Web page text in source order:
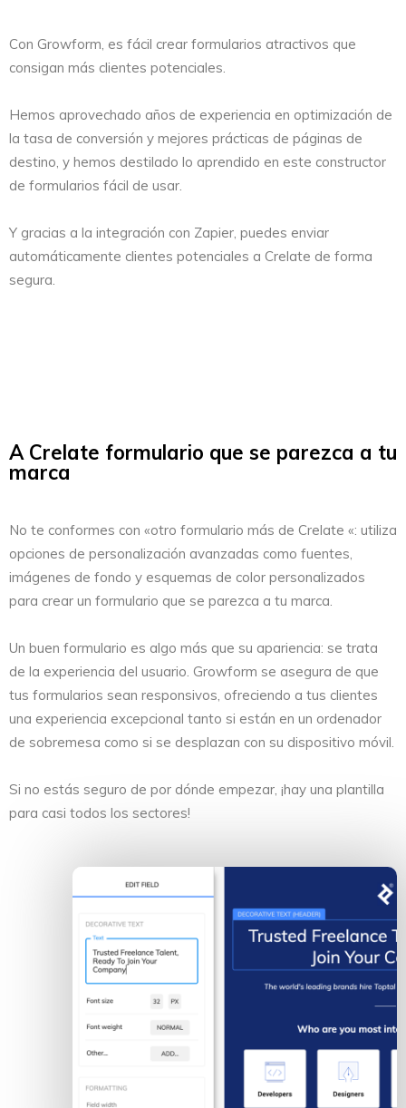
Con Growform, es fácil crear formularios atractivos que
consigan más clientes potenciales.
Hemos aprovechado años de experiencia en optimización de
la tasa de conversión y mejores prácticas de páginas de
destino, y hemos destilado lo aprendido en este constructor
de formularios fácil de usar.
Y gracias a la integración con Zapier, puedes enviar
automáticamente clientes potenciales a Crelate de forma
segura.
A Crelate formulario que se parezca a tu
marca
No te conformes con «otro formulario más de Crelate «: utiliza
opciones de personalización avanzadas como fuentes,
imágenes de fondo y esquemas de color personalizados
para crear un formulario que se parezca a tu marca.
Un buen formulario es algo más que su apariencia: se trata
de la experiencia del usuario. Growform se asegura de que
tus formularios sean responsivos, ofreciendo a tus clientes
una experiencia excepcional tanto si están en un ordenador
de sobremesa como si se desplazan con su dispositivo móvil.
Si no estás seguro de por dónde empezar, ¡hay una plantilla
para casi todos los sectores!